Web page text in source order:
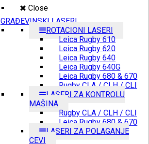
Close
GRAĐEVINSKI LASERI
ROTACIONI LASERI
Leica Rugby 610
Leica Rugby 620
Leica Rugby 640
Leica Rugby 640G
Leica Rugby 680 & 670
Rugby CLA / CLH / CLI
LASERI ZA KONTROLU
MAŠINA
Rugby CLA / CLH / CLI
Leica Rugby 680 & 670
LASERI ZA POLAGANJE
CEVI